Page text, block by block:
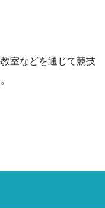
室などを通じて競技